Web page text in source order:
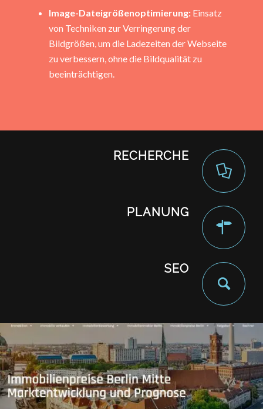
Image-Dateigrößenoptimierung: Einsatz
von Techniken zur Verringerung der
Bildgrößen, um die Ladezeiten der Webseite
zu verbessern, ohne die Bildqualität zu
beeinträchtigen.
RECHERCHE
PLANUNG
SEO